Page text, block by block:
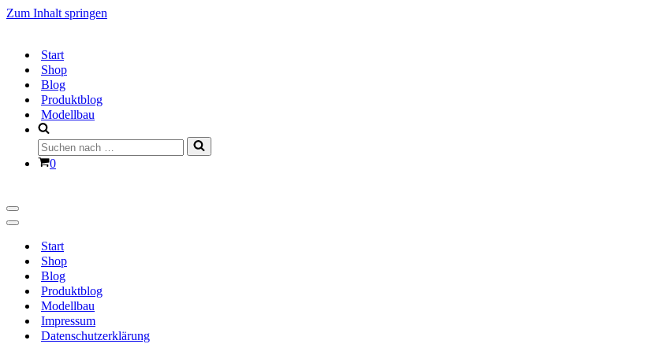
Zum Inhalt springen
Start
Shop
Blog
Produktblog
Modellbau
Suchen
nach …
Warenkorb
0
Navigationsmenü
Navigationsmenü
Start
Shop
Blog
Produktblog
Modellbau
Impressum
Datenschutzerklärung